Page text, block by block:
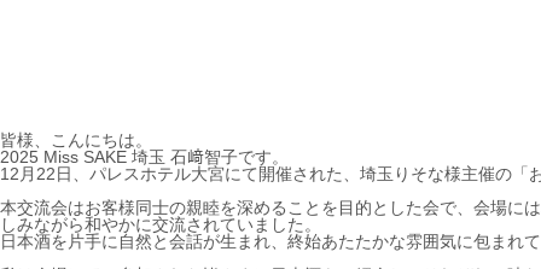
皆様、こんにちは。
2025 Miss SAKE 埼玉 石﨑智子です。
12月22日、パレスホテル大宮にて開催された、埼玉りそな様主催の
本交流会はお客様同士の親睦を深めることを目的とした会で、会場に
しみながら和やかに交流されていました。
日本酒を片手に自然と会話が生まれ、終始あたたかな雰囲気に包まれ